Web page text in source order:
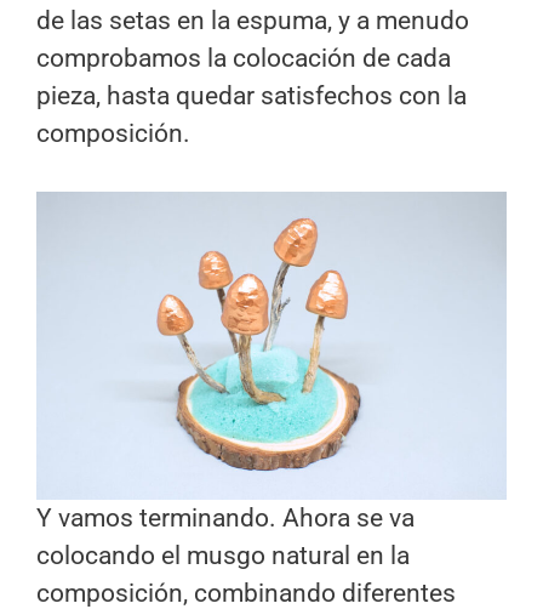
de las setas en la espuma, y a menudo
comprobamos la colocación de cada
pieza, hasta quedar satisfechos con la
composición.
Y vamos terminando. Ahora se va
colocando el musgo natural en la
composición, combinando diferentes